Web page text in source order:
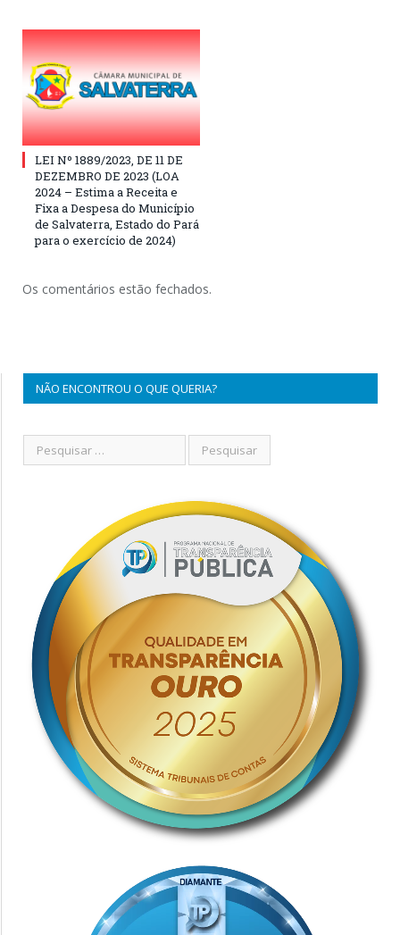
LEI Nº 1889/2023, DE 11 DE
DEZEMBRO DE 2023 (LOA
2024 – Estima a Receita e
Fixa a Despesa do Município
de Salvaterra, Estado do Pará
para o exercício de 2024)
Os comentários estão fechados.
NÃO ENCONTROU O QUE QUERIA?